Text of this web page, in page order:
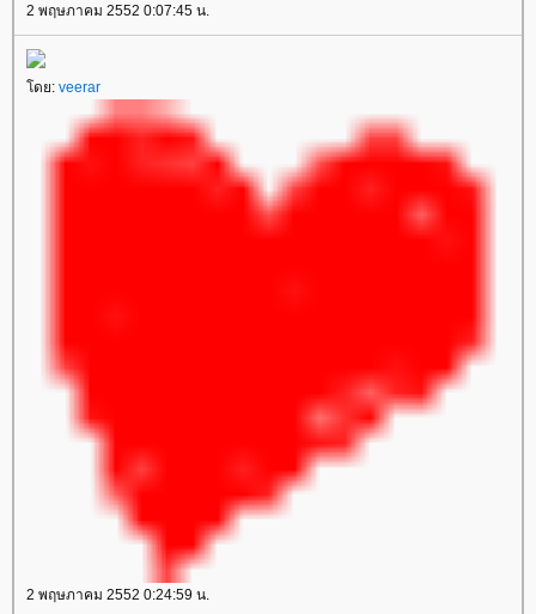
2 พฤษภาคม 2552 0:07:45 น.
ดย: veerar
2 พฤษภาคม 2552 0:24:59 น.